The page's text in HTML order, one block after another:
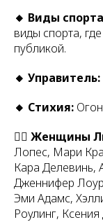
🔸 Виды спорта
виды спорта,
публикой.
🔸 Управитель:
🔸 Стихия:
🙍‍♀ Женщины
Лопес, Мари
Кара Делевинь,
Дженнифер
Эми Адамс,
Роулинг,